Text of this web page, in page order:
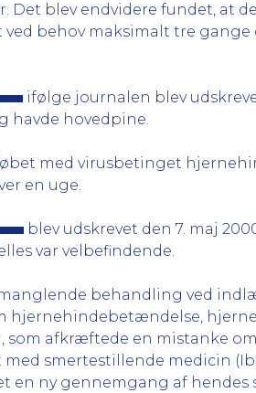
Det blev endvidere fundet, at
behov maksimalt tre
ifølge journalen blev
havde hovedpine.
med virusbetinget
en uge.
blev udskrevet den 7. maj
var velbefindende.
behandling ved
hjernehindebetændelse,
som afkræftede en mistanke
smertestillende medicin
en ny gennemgang af